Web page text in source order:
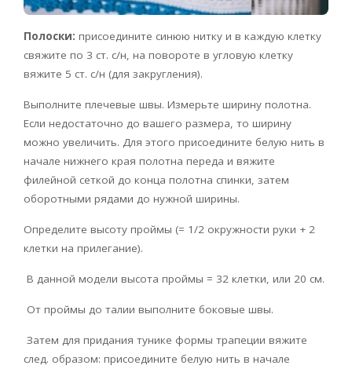
Полоски: присоедините синюю нитку и в каждую клетку
свяжите по 3 ст. с/н, на повороте в угловую клетку
вяжите 5 ст. с/н (для закругления).
Выполните плечевые швы. Измерьте ширину полотна.
Если недостаточно до вашего размера, то ширину
можно увеличить. Для этого присоедините белую нить в
начале нижнего края полотна переда и вяжите
филейной сеткой до конца полотна спинки, затем
оборотными рядами до нужной ширины.
Определите высоту проймы (= 1/2 окружности руки + 2
клетки на прилегание).
В данной модели высота проймы = 32 клетки, или 20 см.
От проймы до талии выполните боковые швы.
Затем для придания тунике формы трапеции вяжите
след. образом: присоедините белую нить в начале